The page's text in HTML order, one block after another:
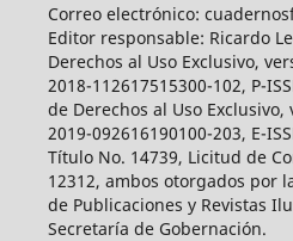
Correo electrónico:
Editor responsable: Ricardo
Derechos al Uso Exclusivo,
2018-112617515300-102, P-
de Derechos al Uso
2019-092616190100-203, E-
Título No. 14739, Licitud de
12312, ambos otorgados por
de Publicaciones y Revistas
Secretaría de Gobernación.